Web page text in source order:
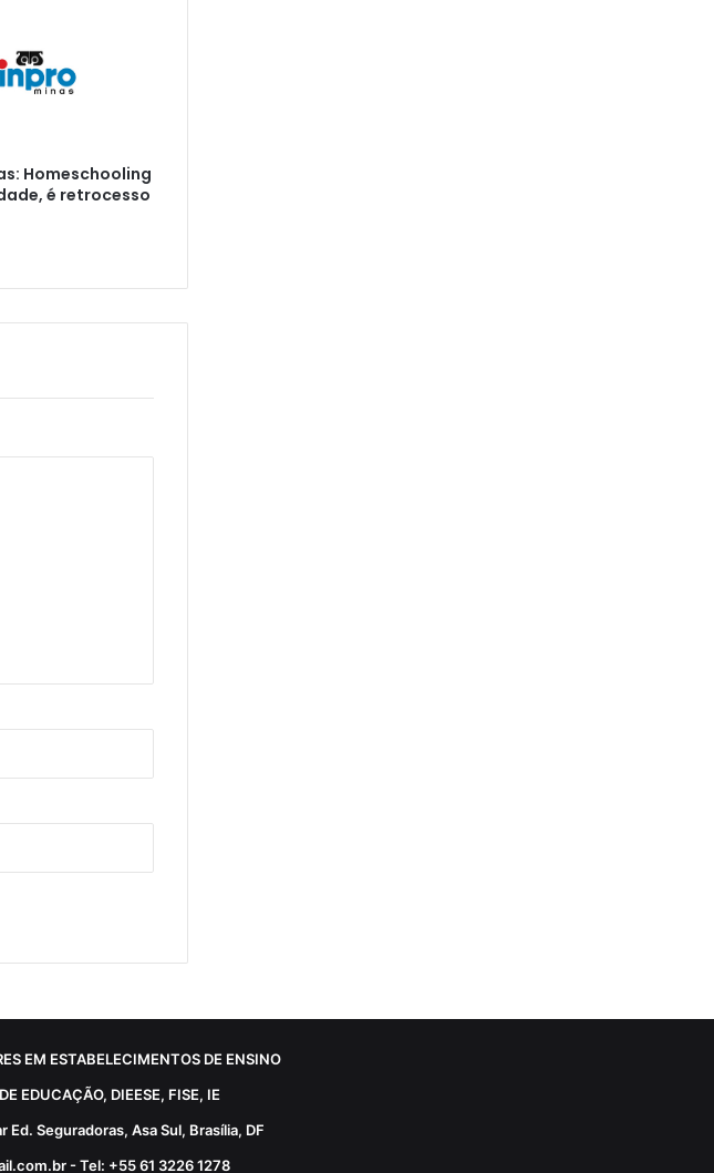
Homeschooling
é retrocesso
EM ESTABELECIMENTOS DE ENSINO
EDUCAÇÃO, DIEESE, FISE, IE
Ed. Seguradoras, Asa Sul, Brasília, DF
- Tel: +55 61 3226 1278